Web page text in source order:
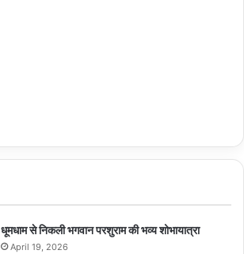
धूमधाम से निकली भगवान परशुराम की भव्य शोभायात्रा
April 19, 2026